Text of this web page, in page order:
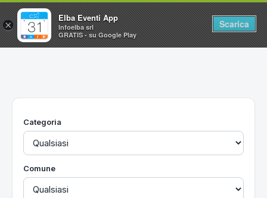
Home
Utilità
Categoria
Comune
×
Elba Eventi App
Infoelba srl
GRATIS - su Google Play
Scarica